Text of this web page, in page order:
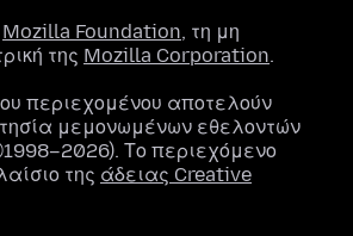
Mozilla Foundation, τη μη
της Mozilla Corporation.
περιεχομένου αποτελούν
μεμονωμένων εθελοντών
Το περιεχόμενο
της άδειας Creative